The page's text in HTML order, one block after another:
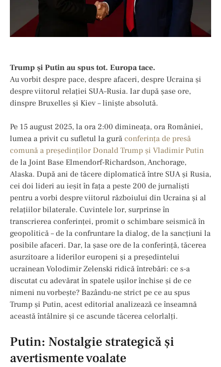
Trump și Putin au spus tot. Europa tace.
Au vorbit despre pace, despre afaceri, despre Ucraina și
despre viitorul relației SUA–Rusia. Iar după șase ore,
dinspre Bruxelles și Kiev – liniște absolută.
Pe 15 august 2025, la ora 2:00 dimineața, ora României,
lumea a privit cu sufletul la gură conferința de presă
comună a președinților Donald Trump și Vladimir Putin
de la Joint Base Elmendorf-Richardson, Anchorage,
Alaska. După ani de tăcere diplomatică între SUA și Rusia,
cei doi lideri au ieșit în fața a peste 200 de jurnaliști
pentru a vorbi despre viitorul războiului din Ucraina și al
relațiilor bilaterale. Cuvintele lor, surprinse în
transcrierea conferinței, promit o schimbare seismică în
geopolitică – de la confruntare la dialog, de la sancțiuni la
posibile afaceri. Dar, la șase ore de la conferință, tăcerea
asurzitoare a liderilor europeni și a președintelui
ucrainean Volodimir Zelenski ridică întrebări: ce s-a
discutat cu adevărat în spatele ușilor închise și de ce
nimeni nu vorbește? Bazându-ne strict pe ce au spus
Trump și Putin, acest editorial analizează ce înseamnă
această întâlnire și ce ascunde tăcerea celorlalți.
Putin: Nostalgie strategică și
avertismente voalate